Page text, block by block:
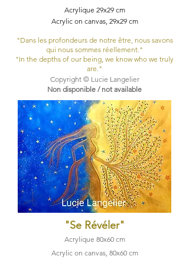
Acrylique 29x29 cm
Acrylic on canvas, 29x29 cm
"Dans les profondeurs de notre être, nous savons
qui nous sommes réellement."
"In the depths of our being, we know who we truly
are."
Copyright © Lucie Langelier
Non disponible / not available
"Se Révéler"
Acrylique 80x60​ cm
Acrylic on canvas, 80x60​ cm